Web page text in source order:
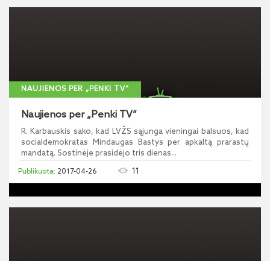
NAUJIENOS PER „PENKI TV“
Naujienos per „Penki TV“
R. Karbauskis sako, kad LVŽS sąjunga vieningai balsuos, kad
socialdemokratas Mindaugas Bastys per apkaltą prarastų
mandatą. Sostinėje prasidėjo tris dienas...
2017-04-26 11